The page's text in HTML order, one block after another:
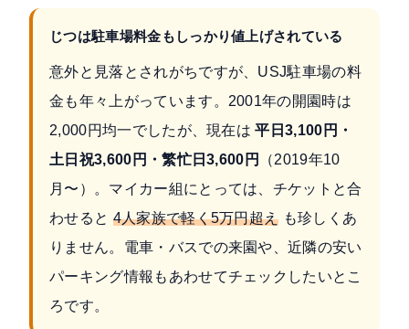
じつは駐車場料金もしっかり値上げされている
意外と見落とされがちですが、USJ駐車場の料
金も年々上がっています。2001年の開園時は
2,000円均一でしたが、現在は平日3,100円・
土日祝3,600円・繁忙日3,600円
（2019年10
月〜）。マイカー組にとっては、チケットと合
わせると 4人家族で軽く5万円超え も珍しくあ
りません。電車・バスでの来園や、近隣の安い
パーキング情報もあわせてチェックしたいとこ
ろです。